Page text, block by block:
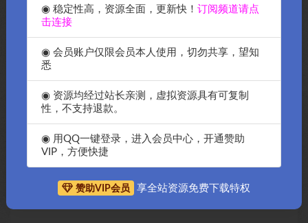
◉ 稳定性高，资源全面，更新快！订阅频道请点
击连接
◉ 会员账户仅限会员本人使用，切勿共享，望知
悉
◉ 资源均经过站长亲测，虚拟资源具有可复制
性，不支持退款。
◉ 用QQ一键登录，进入会员中心，开通赞助
VIP，方便快捷
赞助VIP会员 享全站资源免费下载特权